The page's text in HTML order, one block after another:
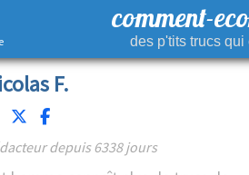
comment-
des p'tits trucs
F.
depuis 6338 jours